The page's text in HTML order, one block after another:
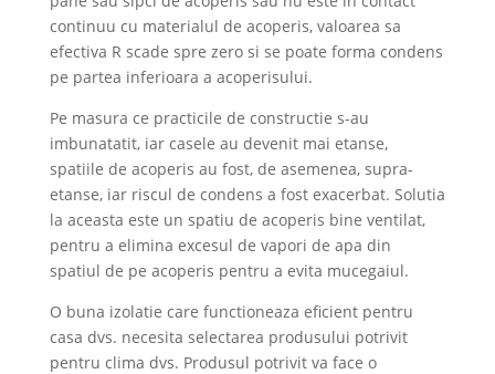
continuu cu materialul de acoperis, valoarea sa
efectiva R scade spre zero si se poate forma condens
pe partea inferioara a acoperisului.
Pe masura ce practicile de constructie s-au
imbunatatit, iar casele au devenit mai etanse,
spatiile de acoperis au fost, de asemenea, supra-
etanse, iar riscul de condens a fost exacerbat. Solutia
la aceasta este un spatiu de acoperis bine ventilat,
pentru a elimina excesul de vapori de apa din
spatiul de pe acoperis pentru a evita mucegaiul.
O buna izolatie care functioneaza eficient pentru
casa dvs. necesita selectarea produsului potrivit
pentru clima dvs. Produsul potrivit va face o